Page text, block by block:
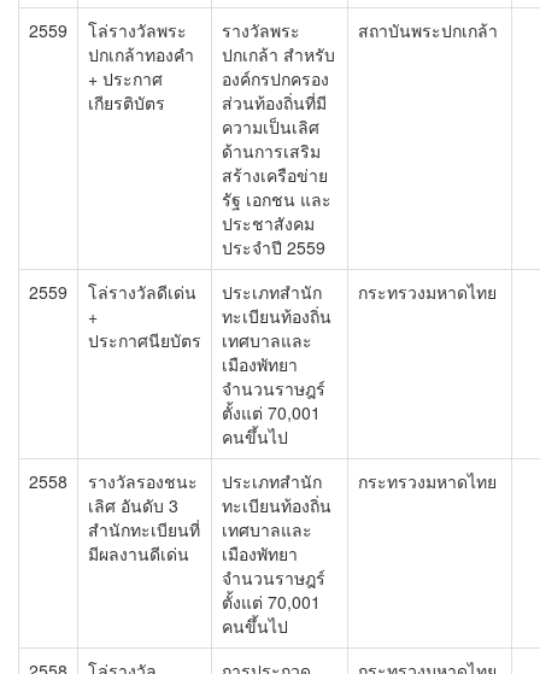
2559
โล่รางวัลพระ
ปกเกล้าทองคำ
+ ประกาศ
เกียรติบัตร
รางวัลพระ
ปกเกล้า สำหรับ
องค์กรปกครอง
ส่วนท้องถิ่นที่มี
ความเป็นเลิศ
ด้านการเสริม
สร้างเครือข่าย
รัฐ เอกชน และ
ประชาสังคม
ประจำปี 2559
สถาบันพระปกเกล้า
2559
โล่รางวัลดีเด่น
+
ประกาศนียบัตร
ประเภทสำนัก
ทะเบียนท้องถิ่น
เทศบาลและ
เมืองพัทยา
จำนวนราษฎร์
ตั้งแต่ 70,001
คนขึ้นไป
กระทรวงมหาดไทย
2558
รางวัลรองชนะ
เลิศ อันดับ 3
สำนักทะเบียนที่
มีผลงานดีเด่น
ประเภทสำนัก
ทะเบียนท้องถิ่น
เทศบาลและ
เมืองพัทยา
จำนวนราษฎร์
ตั้งแต่ 70,001
คนขึ้นไป
กระทรวงมหาดไทย